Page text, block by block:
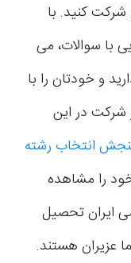
شرکت کنید. با
با سوالات، می
و خودتان را با
شرکت در این
انتخاب رشته
را مشاهده
ایران تحصیل
عزیران هستند.